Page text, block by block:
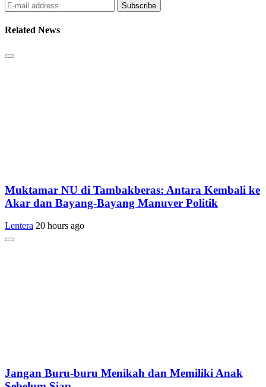
Subscribe
Related News
Muktamar NU di Tambakberas: Antara Kembali ke
Akar dan Bayang-Bayang Manuver Politik
Lentera 20 hours ago
Jangan Buru-buru Menikah dan Memiliki Anak